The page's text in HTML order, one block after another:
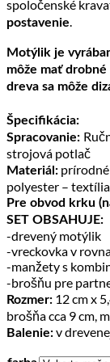
spoločenské
postavenie.
Motýlik je
môže mať
dreva sa môže
Špecifikácia:
Spracovanie:
strojová potlač
Materiál:
polyester – textília
Pre obvod krku
SET OBSAHUJE:
-drevený motýlik
-vreckovka v
-manžety s
-brošňu pre
Rozmer: 12 cm x
brošňa cca 9 cm,
Balenie:v